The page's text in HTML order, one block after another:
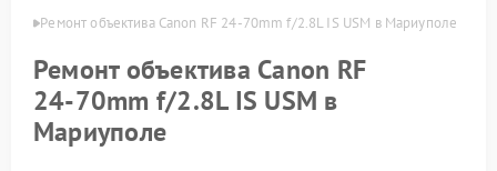
Ремонт объектива Canon RF 24‑70mm f/2.8L IS USM в Мариуполе
Ремонт объектива Canon RF
24‑70mm f/2.8L IS USM в
Мариуполе